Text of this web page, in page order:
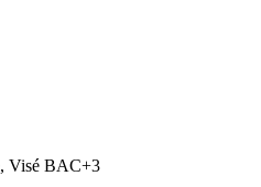
Visé BAC+3